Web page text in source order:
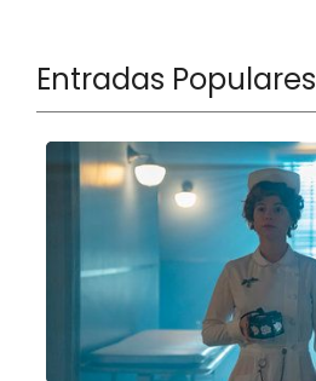
Entradas Populares